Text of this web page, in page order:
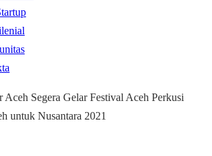
Aceh Segera Gelar Festival Aceh Perkusi
untuk Nusantara 2021